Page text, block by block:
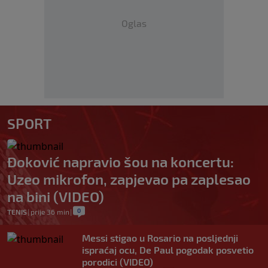
Oglas
SPORT
Đoković napravio šou na koncertu:
Uzeo mikrofon, zapjevao pa zaplesao
na bini (VIDEO)
TENIS| prije 36 min | 0
Messi stigao u Rosario na posljednji
ispraćaj ocu, De Paul pogodak posvetio
porodici (VIDEO)